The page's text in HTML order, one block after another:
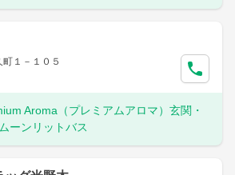
１－１０５
Aroma（プレミアムアロマ）玄関・
ーンリットバス